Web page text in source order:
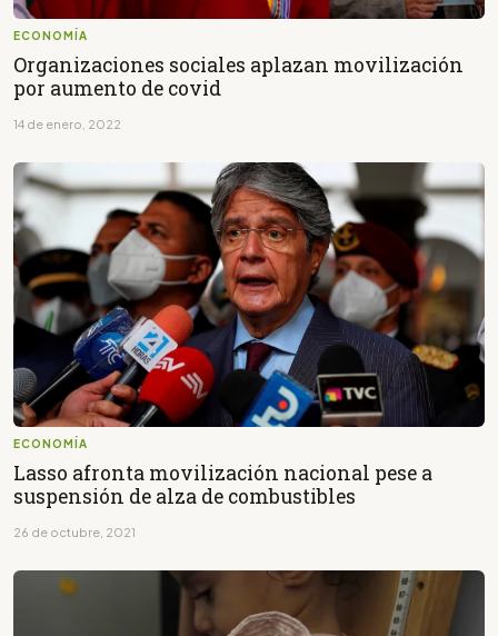
ECONOMÍA
Organizaciones sociales aplazan movilización
por aumento de covid
14 de enero, 2022
ECONOMÍA
Lasso afronta movilización nacional pese a
suspensión de alza de combustibles
26 de octubre, 2021